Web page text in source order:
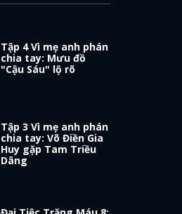
Tập 4 Vì mẹ anh phán
chia tay: Mưu đồ
"Cậu Sáu" lộ rõ
Tập 3 Vì mẹ anh phán
chia tay: Võ Điền Gia
Huy gặp Tam Triều
Dâng